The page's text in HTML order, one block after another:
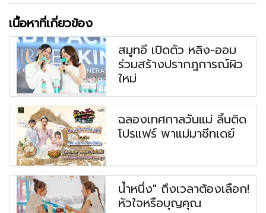
เนื้อหาที่เกี่ยวข้อง
สมูทอี เปิดตัว หลิง-ออม
ร่วมสร้างปรากฎการณ์ผิว
ใหม่
ฉลองเทศกาลวันแม่ ลิ้นติด
โปรแฟร์ พาแม่มาชีทเดย์
น้ำหนึ่ง" ถึงเวลาต้องเลือก!
หัวใจหรือบุญคุณ